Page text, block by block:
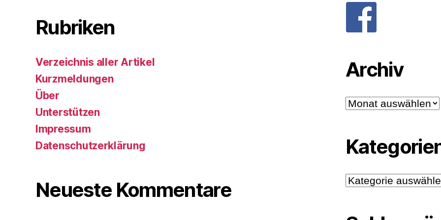
Rubriken
Verzeichnis aller Artikel
Kurzmeldungen
Über
Unterstützen
Impressum
Datenschutzerklärung
Neueste Kommentare
Archiv
Archiv
Kategorien